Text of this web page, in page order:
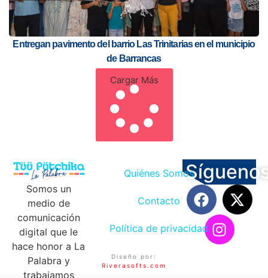
Entregan pavimento del barrio Las Trinitarias en el municipio
de Barrancas
Cargar Más
Somos un
medio de
comunicación
digital que le
hace honor a La
Palabra y
trabajamos
Quiénes Somos
Contacto
Política de privacidad
Diseño por:
Riverasofts.com